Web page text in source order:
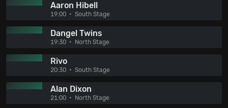
Aaron Hibell
19:00 South Stage
Dangel Twins
19:30 North Stage
Rivo
20:30 South Stage
Alan Dixon
21:00 North Stage